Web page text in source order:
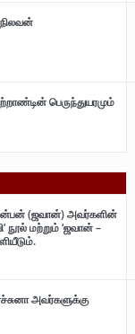
பெருந்துயரமும்
(ஜவான்) அவர்களின்
நூல் மற்றும் ‘ஜவான் –
அவர்களுக்கு